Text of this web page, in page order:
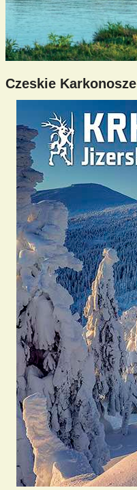
Czeskie Karkonosze